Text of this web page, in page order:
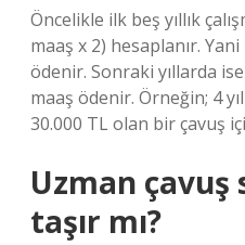
Öncelikle ilk beş yıllık
maaş x 2) hesaplanır.
ödenir. Sonraki yıllarda
maaş ödenir. Örneğin; 4 yıl
30.000 TL olan bir çavuş
Uzman çavuş
taşır mı?